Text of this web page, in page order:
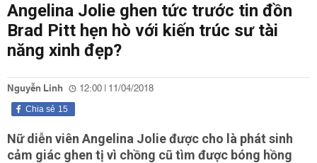
Angelina Jolie ghen tức trước tin đồn
Brad Pitt hẹn hò với kiến trúc sư tài
năng xinh đẹp?
Nguyễn Linh 12:00 | 11/04/2018
15
Chia sẻ
Nữ diễn viên Angelina Jolie được cho là phát sinh
cảm giác ghen tị vì chồng cũ tìm được bóng hồng